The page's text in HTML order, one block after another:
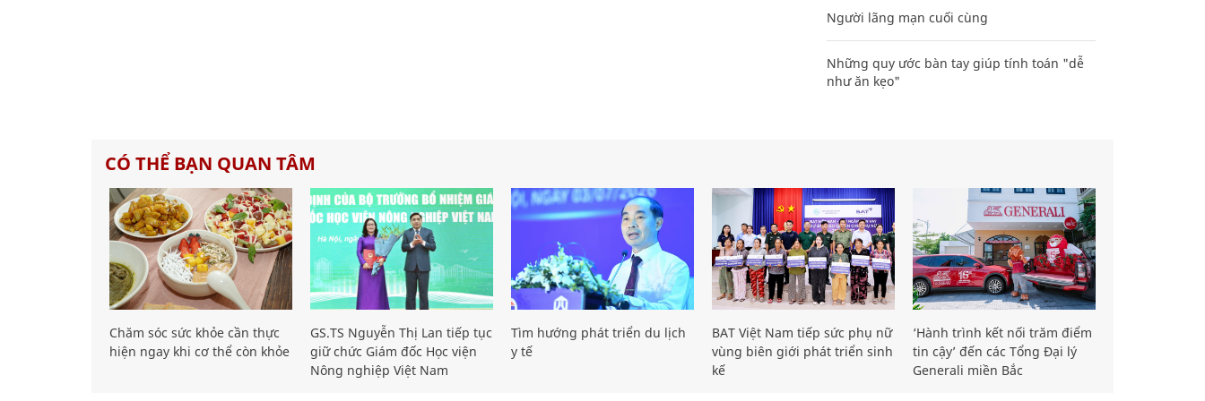
Người lãng mạn cuối cùng
Những quy ước bàn tay giúp tính toán "dễ
như ăn kẹo"
CÓ THỂ BẠN QUAN TÂM
Chăm sóc sức khỏe cần thực
hiện ngay khi cơ thể còn khỏe
GS.TS Nguyễn Thị Lan tiếp tục
giữ chức Giám đốc Học viện
Nông nghiệp Việt Nam
Tìm hướng phát triển du lịch
y tế
BAT Việt Nam tiếp sức phụ nữ
vùng biên giới phát triển sinh
kế
‘Hành trình kết nối trăm điểm
tin cậy’ đến các Tổng Đại lý
Generali miền Bắc